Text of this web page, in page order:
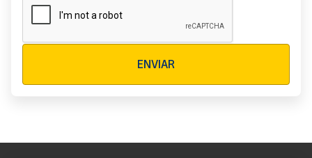
ENVIAR